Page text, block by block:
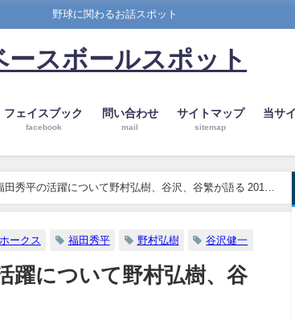
野球に関わるお話スポット
ースボールスポット
フェイスブック
facebook
問い合わせ
mail
サイトマップ
sitemap
当サ
秀平の活躍について野村弘樹、谷沢、谷繁が語る 2018
ークス 福田秀平 野村弘樹 谷沢健一
躍について野村弘樹、谷